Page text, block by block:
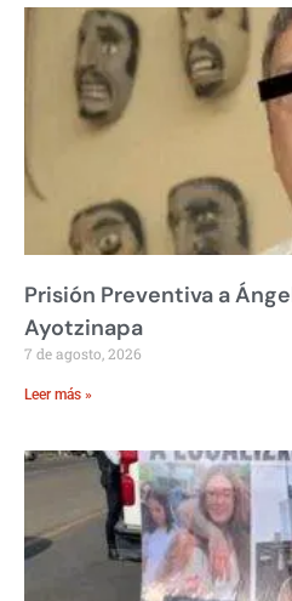
Prisión Preventiva a
Ayotzinapa
7 de agosto, 2026
Leer más »